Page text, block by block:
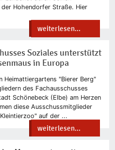
Hohendorfer Straße. Hier
weiterlesen...
Soziales unterstützt
in Europa
Heimattiergartens "Bierer Berg"
des Fachausschusses
Schönebeck (Elbe) am Herzen
diese Ausschussmitglieder
auf der ...
weiterlesen...